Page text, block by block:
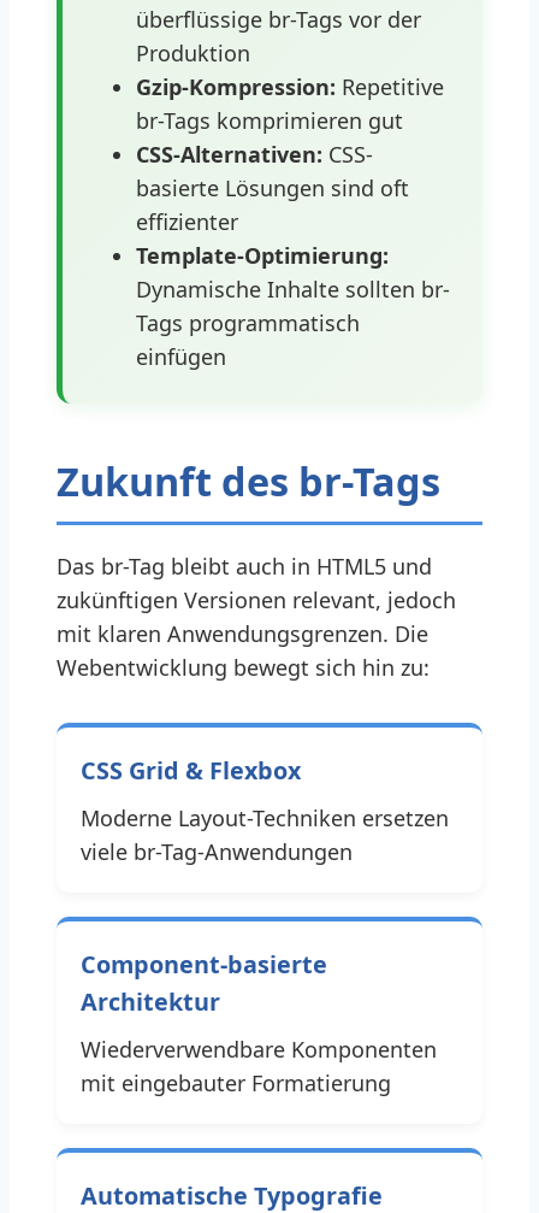
überflüssige br-Tags vor der
Produktion
Gzip-Kompression: Repetitive
br-Tags komprimieren gut
CSS-Alternativen: CSS-
basierte Lösungen sind oft
effizienter
Template-Optimierung:
Dynamische Inhalte sollten br-
Tags programmatisch
einfügen
Zukunft des br-Tags
Das br-Tag bleibt auch in HTML5 und
zukünftigen Versionen relevant, jedoch
mit klaren Anwendungsgrenzen. Die
Webentwicklung bewegt sich hin zu:
CSS Grid & Flexbox
Moderne Layout-Techniken ersetzen
viele br-Tag-Anwendungen
Component-basierte
Architektur
Wiederverwendbare Komponenten
mit eingebauter Formatierung
Automatische Typografie